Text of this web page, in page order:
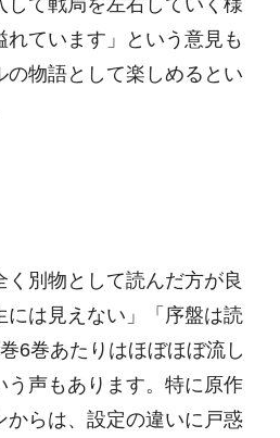
して戦局を左右していく様
れています」という意見も
の物語として楽しめるとい
別物として読んだ方が良
には見えない」「序盤は読
6巻あたりはほぼほぼ流し
う声もあります。特に原作
からは、設定の違いに戸惑